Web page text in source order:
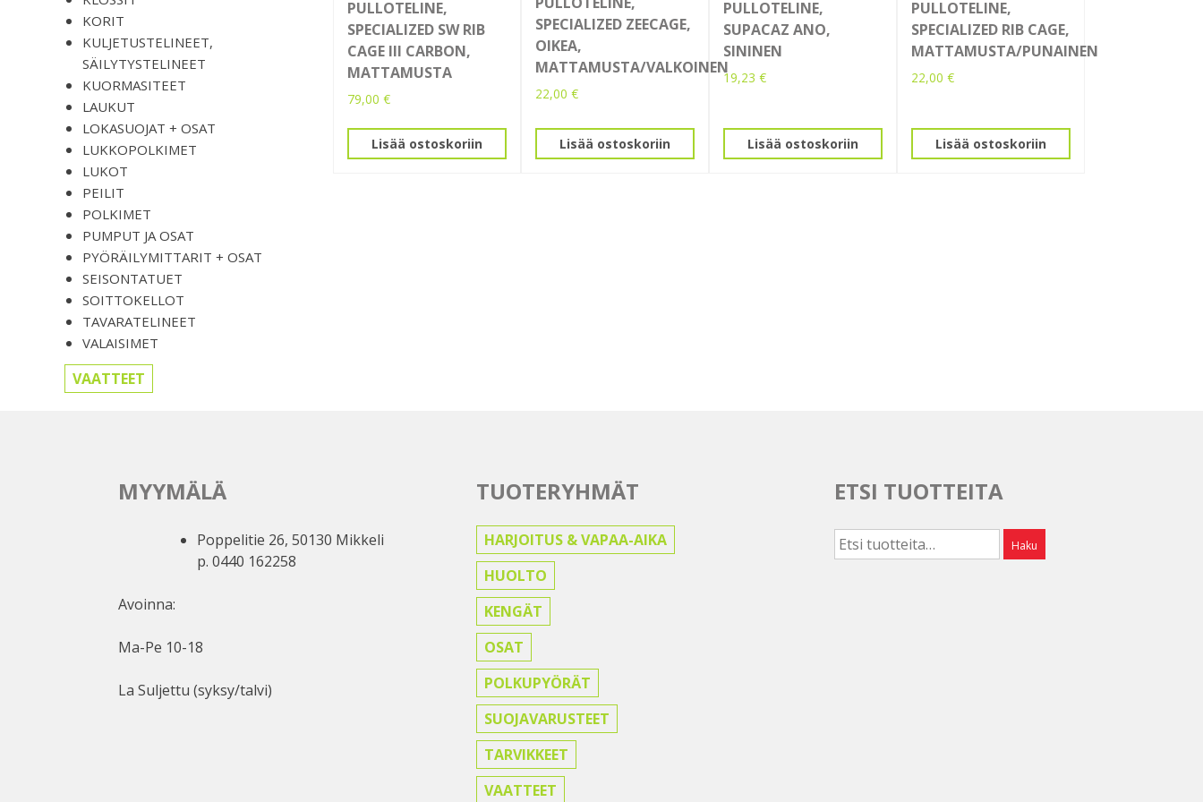
KORIT
KULJETUSTELINEET,
SÄILYTYSTELINEET
KUORMASITEET
LAUKUT
LOKASUOJAT + OSAT
LUKKOPOLKIMET
LUKOT
PEILIT
POLKIMET
PUMPUT JA OSAT
PYÖRÄILYMITTARIT + OSAT
SEISONTATUET
SOITTOKELLOT
TAVARATELINEET
VALAISIMET
VAATTEET
PULLOTELINE,
SPECIALIZED SW RIB
CAGE III CARBON,
MATTAMUSTA
79,00 €
Lisää ostoskoriin
SPECIALIZED ZEECAGE,
OIKEA,
MATTAMUSTA/VALKOINEN
22,00 €
Lisää ostoskoriin
PULLOTELINE,
SUPACAZ ANO,
SININEN
19,23 €
Lisää ostoskoriin
PULLOTELINE,
SPECIALIZED RIB CAGE,
MATTAMUSTA/PUNAINEN
22,00 €
Lisää ostoskoriin
MYYMÄLÄ
Poppelitie 26, 50130 Mikkeli
p. 0440 162258
Avoinna:
Ma-Pe 10-18
La Suljettu (syksy/talvi)
TUOTERYHMÄT
HARJOITUS & VAPAA-AIKA
HUOLTO
KENGÄT
OSAT
POLKUPYÖRÄT
SUOJAVARUSTEET
TARVIKKEET
VAATTEET
ETSI TUOTTEITA
Etsi: Haku